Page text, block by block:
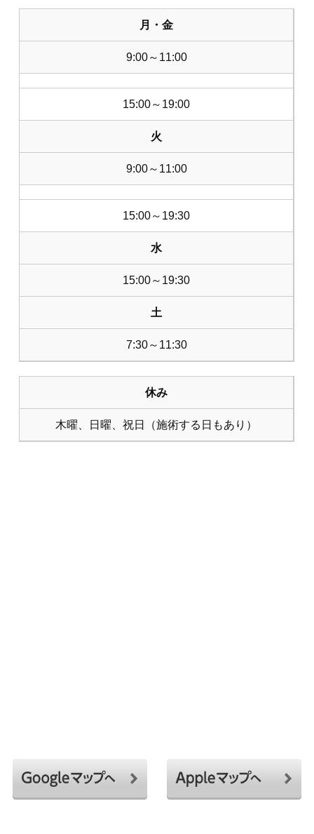
月・金
9:00～11:00
15:00～19:00
火
9:00～11:00
15:00～19:30
水
15:00～19:30
土
7:30～11:30
休み
木曜、日曜、祝日（施術する日もあり）